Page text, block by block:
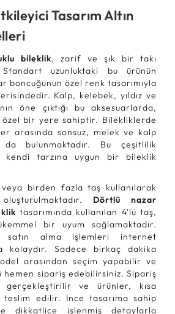
Tasarım Altın
bileklik, zarif ve şık bir takı
uzunluktaki bu ürünün
boncuğunun özel renk tasarımıyla
Kalp, kelebek, yıldız ve
öne çıktığı bu aksesuarlarda,
özel bir yere sahiptir. Bilekliklerde
arasında sonsuz, melek ve kalp
da bulunmaktadır. Bu çeşitlilik
kendi tarzına uygun bir bileklik
birden fazla taş kullanılarak
Dörtlü nazar
tasarımında kullanılan 4'lü taş,
bir uyum sağlamaktadır.
satın alma işlemleri internet
kolaydır. Sadece birkaç dakika
arasından seçim yapabilir ve
hemen sipariş edebilirsiniz. Sipariş
gerçekleştirilir ve ürünler, kısa
teslim edilir. İnce tasarıma sahip
dikkatlice işlenmiş detaylarla